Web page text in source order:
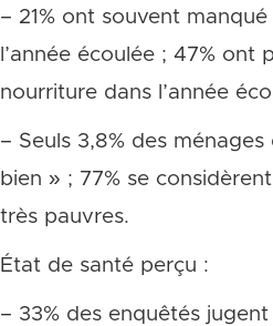
– 21% ont souvent
l’année écoulée ; 47% ont
nourriture dans l’année
– Seuls 3,8% des
bien » ; 77% se
très pauvres.
État de santé perçu :
– 33% des enquêtés